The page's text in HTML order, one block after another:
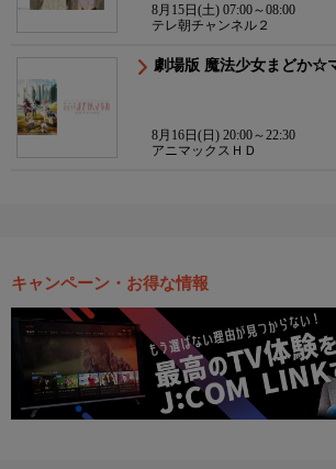
8月15日(土) 07:00～08:00
テレ朝チャンネル２
劇場版 魔法少女まどか☆
8月16日(日) 20:00～22:30
アニマックスＨＤ
キャンペーン・お得な情報